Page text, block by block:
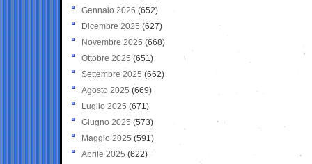
Gennaio 2026 (652)
Dicembre 2025 (627)
Novembre 2025 (668)
Ottobre 2025 (651)
Settembre 2025 (662)
Agosto 2025 (669)
Luglio 2025 (671)
Giugno 2025 (573)
Maggio 2025 (591)
Aprile 2025 (622)